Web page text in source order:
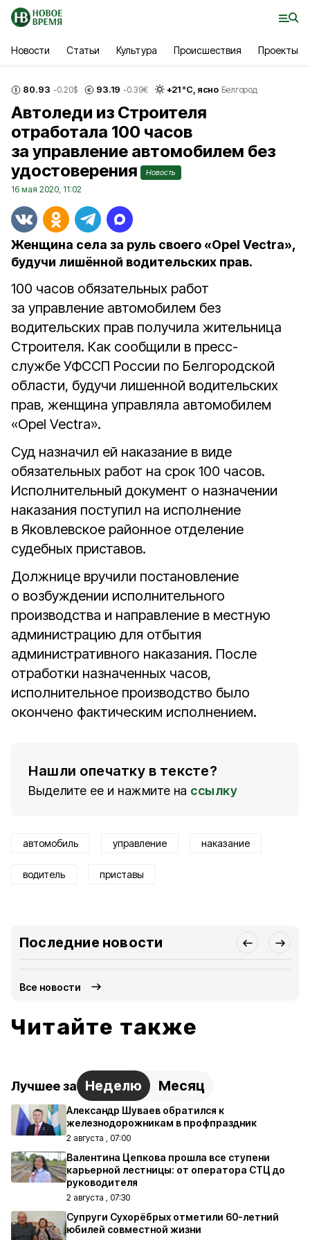
Новости Статьи Культура Происшествия Проекты
80.93 -0.20$ 93.19 -0.39€ +21°С, ясно Белгород
Автоледи из Строителя
отработала 100 часов
за управление автомобилем без
удостоверения
Новость
16 мая 2020, 11:02
Женщина села за руль своего «Opel Vectra»,
будучи лишённой водительских прав.
100 часов обязательных работ
за управление автомобилем без
водительских прав получила жительница
Строителя. Как сообщили в пресс-
службе УФССП России по Белгородской
области, будучи лишенной водительских
прав, женщина управляла автомобилем
«Opel Vectra».
Суд назначил ей наказание в виде
обязательных работ на срок 100 часов.
Исполнительный документ о назначении
наказания поступил на исполнение
в Яковлевское районное отделение
судебных приставов.
Должнице вручили постановление
о возбуждении исполнительного
производства и направление в местную
администрацию для отбытия
административного наказания. После
отработки назначенных часов,
исполнительное производство было
окончено фактическим исполнением.
Нашли опечатку в тексте?
Выделите ее и нажмите на ссылку
автомобиль управление наказание
водитель приставы
Последние новости
Все новости
Читайте также
Лучшее за Неделю Месяц
Александр Шуваев обратился к
железнодорожникам в профпраздник
2 августа , 07:00
Валентина Цепкова прошла все ступени
карьерной лестницы: от оператора СТЦ до
руководителя
2 августа , 07:30
Супруги Сухорёбрых отметили 60-летний
юбилей совместной жизни